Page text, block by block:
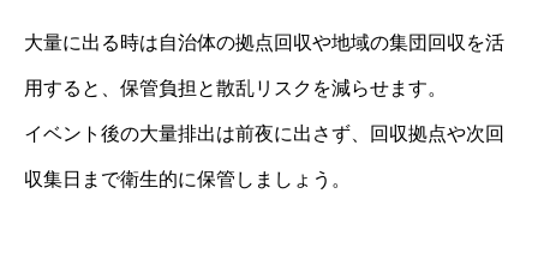
大量に出る時は自治体の拠点回収や地域の集団回収を活
用すると、保管負担と散乱リスクを減らせます。
イベント後の大量排出は前夜に出さず、回収拠点や次回
収集日まで衛生的に保管しましょう。